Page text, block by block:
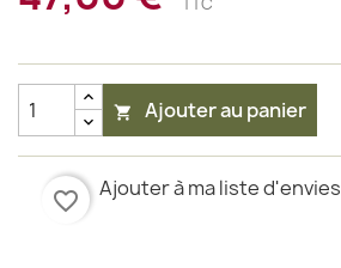
 Ajouter au panier
favorite_border Ajouter à ma liste d'envies